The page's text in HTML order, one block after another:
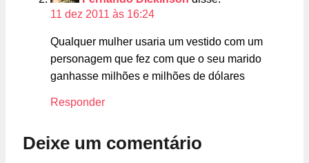
11 dez 2011 às 16:24
Qualquer mulher usaria um vestido com um
personagem que fez com que o seu marido
ganhasse milhões e milhões de dólares
Responder
Deixe um comentário